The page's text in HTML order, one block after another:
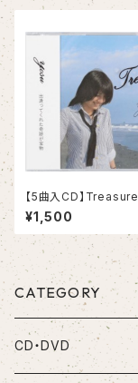
【5曲入CD】Treasure
¥1,500
CATEGORY
CD・DVD